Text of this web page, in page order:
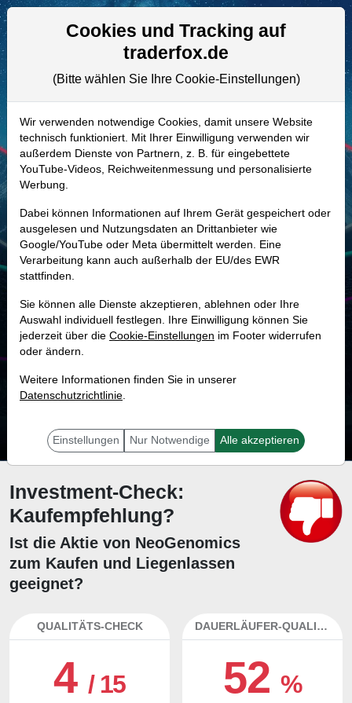
Aktien- und Artikelsuche
120159 | NEO–NeoGenomics Aktie
Realtime-Aktienkurs:
-
-
Marktkapitalisierung 2,13 Mrd. USD
Unternehmenswert 2,43 Mrd. USD
MONKEY-TRADER INDIKATOR
68.6 %
Mit 68.6 % Wahrscheinlichkeit wird selbst der unglücklichst agierende Trader
Investment-Check:
Kaufempfehlung?
Ist die Aktie von NeoGenomics
zum Kaufen und Liegenlassen
geeignet?
QUALITÄTS-CHECK
4/ 15
DAUERLÄUFER-QUALITÄTEN
52%
Cookies und Tracking auf
traderfox.de
(Bitte wählen Sie Ihre Cookie-Einstellungen)
Wir verwenden notwendige Cookies, damit unsere Website
technisch funktioniert. Mit Ihrer Einwilligung verwenden wir
außerdem Dienste von Partnern, z. B. für eingebettete
YouTube-Videos, Reichweitenmessung und personalisierte
Werbung.
Dabei können Informationen auf Ihrem Gerät gespeichert oder
ausgelesen und Nutzungsdaten an Drittanbieter wie
Google/YouTube oder Meta übermittelt werden. Eine
Verarbeitung kann auch außerhalb der EU/des EWR
stattfinden.
Sie können alle Dienste akzeptieren, ablehnen oder Ihre
Auswahl individuell festlegen. Ihre Einwilligung können Sie
jederzeit über die Cookie-Einstellungen im Footer widerrufen
oder ändern.
Weitere Informationen finden Sie in unserer
Datenschutzrichtlinie.
Einstellungen Nur Notwendige Alle akzeptieren